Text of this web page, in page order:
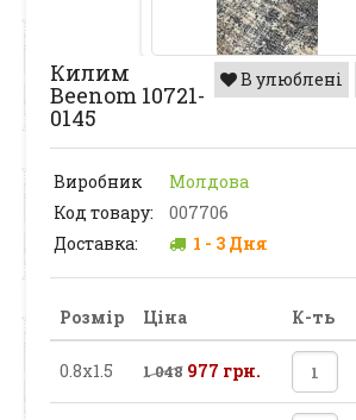
В улюблені
Килим
Beenom 10721-
0145
Виробник
Молдова
Код товару:
007706
Доставка:
1 - 3 Дня
Розмір Ціна К-ть
0.8х1.5 1 048 977 грн.